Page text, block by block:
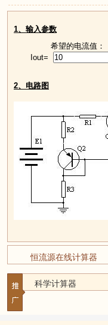
1、输入参数
希望的电流值：
Iout=
2、电路图
恒流源在线计算器
科学计算器